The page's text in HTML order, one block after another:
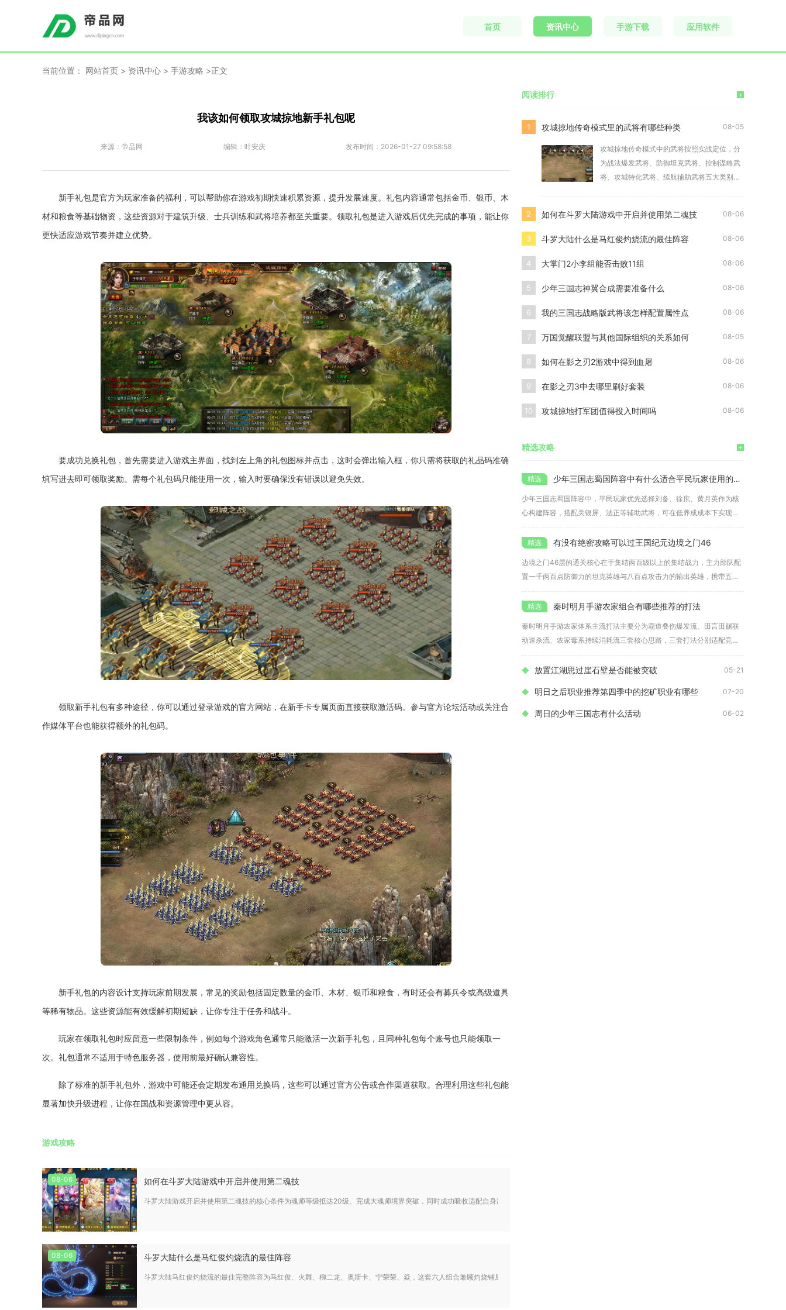
首页 资讯中心 手游下载 应用软件
当前位置： 网站首页 > 资讯中心 > 手游攻略 >正文
我该如何领取攻城掠地新手礼包呢
来源： 帝品网 编辑： 叶安庆 发布时间： 2026-01-27 09:58:58
新手礼包是官方为玩家准备的福利，可以帮助你在游戏初期快速积累资源，提升发展速度。礼包内容通常包括金币、银币、木
材和粮食等基础物资，这些资源对于建筑升级、士兵训练和武将培养都至关重要。领取礼包是进入游戏后优先完成的事项，能让你
更快适应游戏节奏并建立优势。
要成功兑换礼包，首先需要进入游戏主界面，找到左上角的礼包图标并点击，这时会弹出输入框，你只需将获取的礼品码准确
填写进去即可领取奖励。需每个礼包码只能使用一次，输入时要确保没有错误以避免失效。
领取新手礼包有多种途径，你可以通过登录游戏的官方网站，在新手卡专属页面直接获取激活码。参与官方论坛活动或关注合
作媒体平台也能获得额外的礼包码。
新手礼包的内容设计支持玩家前期发展，常见的奖励包括固定数量的金币、木材、银币和粮食，有时还会有募兵令或高级道具
等稀有物品。这些资源能有效缓解初期短缺，让你专注于任务和战斗。
玩家在领取礼包时应留意一些限制条件，例如每个游戏角色通常只能激活一次新手礼包，且同种礼包每个账号也只能领取一
次。礼包通常不适用于特色服务器，使用前最好确认兼容性。
除了标准的新手礼包外，游戏中可能还会定期发布通用兑换码，这些可以通过官方公告或合作渠道获取。合理利用这些礼包能
显著加快升级进程，让你在国战和资源管理中更从容。
游戏攻略
08-06 如何在斗罗大陆游戏中开启并使用第二魂技
斗罗大陆游戏开启并使用第二魂技的核心条件为魂师等级抵达20级、完成大魂师境界突破，同时成功吸收适配自身武魂的第二魂环，完成魂环装配与魂力调试后，即可在对战场景自由释放第二魂技。想要完
08-06 斗罗大陆什么是马红俊灼烧流的最佳阵容
斗罗大陆马红俊灼烧流的最佳完整阵容为马红俊、火舞、柳二龙、奥斯卡、宁荣荣、焱，这套六人组合兼顾灼烧铺层、控场限制、爆发收割、魂力续航与全队属性增益，适配PVE推图、副本BOSS以及竞技场
阅读排行 +
1 攻城掠地传奇模式里的武将有哪些种类 08-05
攻城掠地传奇模式中的武将按照实战定位，分
为战法爆发武将、防御坦克武将、控制谋略武
将、攻城特化武将、续航辅助武将五大类别，
2 如何在斗罗大陆游戏中开启并使用第二魂技 08-06
3 斗罗大陆什么是马红俊灼烧流的最佳阵容 08-06
4 大掌门2小李组能否击败11组 08-06
5 少年三国志神翼合成需要准备什么 08-06
6 我的三国志战略版武将该怎样配置属性点 08-06
7 万国觉醒联盟与其他国际组织的关系如何 08-05
8 如何在影之刃2游戏中得到血屠 08-06
9 在影之刃3中去哪里刷好套装 08-06
10 攻城掠地打军团值得投入时间吗 08-06
精选攻略 +
少年三国志蜀国阵容中有什么适合平民玩家使用的武将
少年三国志蜀国阵容中，平民玩家优先选择刘备、徐庶、黄月英作为核
心构建阵容，搭配关银屏、法正等辅助武将，可在低养成成本下实现稳
定输出
有没有绝密攻略可以过王国纪元边境之门46
边境之门46层的通关核心在于集结两百级以上的集结战力，主力部队配
置一千两百点防御力的坦克英雄与八百点攻击力的输出英雄，携带五级
兵或
秦时明月手游农家组合有哪些推荐的打法
秦时明月手游农家体系主流打法主要分为霸道叠伤爆发流、田言田赐联
动速杀流、农家毒系持续消耗流三套核心思路，三套打法分别适配竞技
场对战
放置江湖思过崖石壁是否能被突破 05-21
明日之后职业推荐第四季中的挖矿职业有哪些 07-20
周日的少年三国志有什么活动 06-02